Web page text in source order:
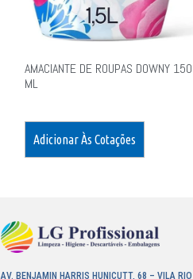
AMACIANTE DE ROUPAS DOWNY
ML
Adicionar Às Cotações
AV. BENJAMIN HARRIS HUNICUTT, 68 – VILA